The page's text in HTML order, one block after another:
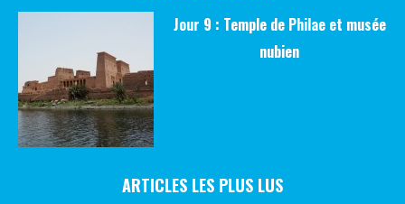
Jour 9 : Temple de Philae et musée
nubien
ARTICLES LES PLUS LUS